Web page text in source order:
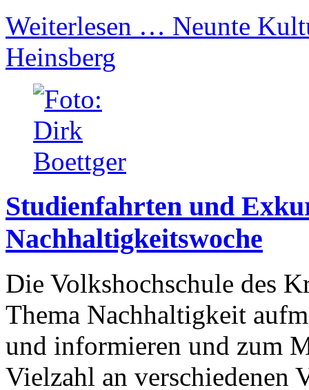
Weiterlesen … Neunte
Heinsberg
Studienfahrten und
Nachhaltigkeitswoche
Die Volkshochschule des
Thema Nachhaltigkeit
und informieren und zum
Vielzahl an verschiedenen